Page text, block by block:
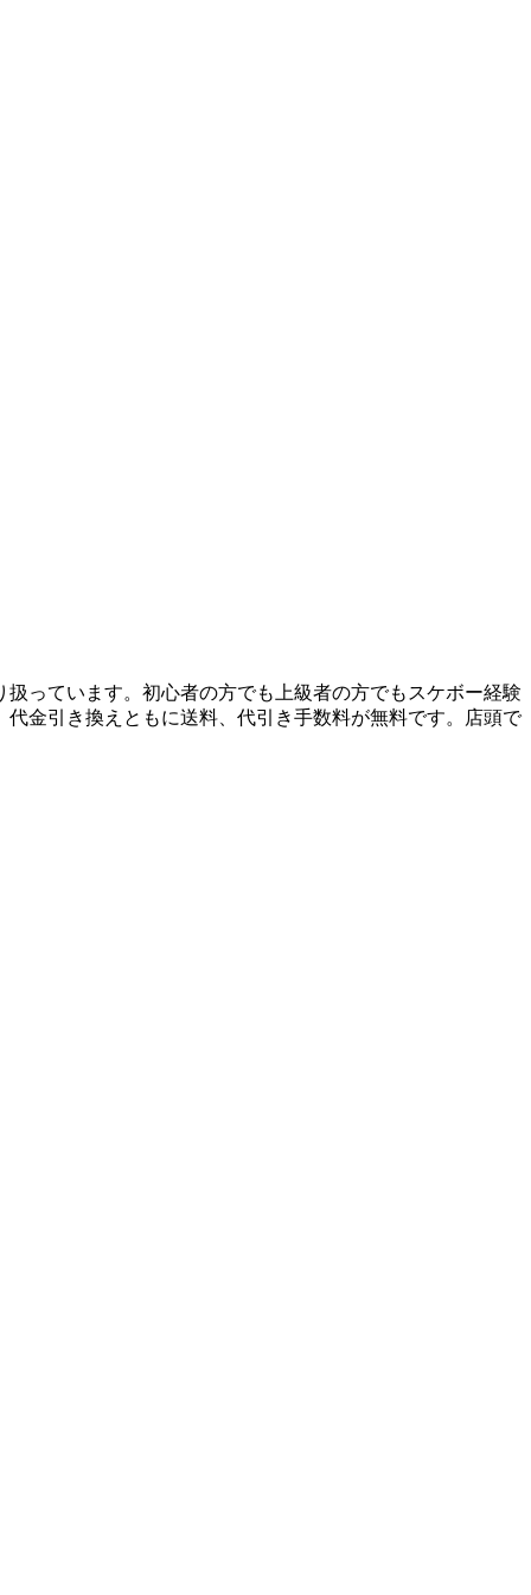
っています。初心者の方でも上級者の方でもスケボー経験
金引き換えともに送料、代引き手数料が無料です。店頭で